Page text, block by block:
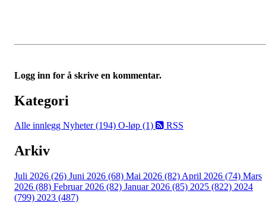
Logg inn for å skrive en kommentar.
Kategori
Alle innlegg Nyheter (194) O-løp (1) RSS
Arkiv
Juli 2026 (26) Juni 2026 (68) Mai 2026 (82) April 2026 (74) Mars
2026 (88) Februar 2026 (82) Januar 2026 (85) 2025 (822) 2024
(799) 2023 (487)